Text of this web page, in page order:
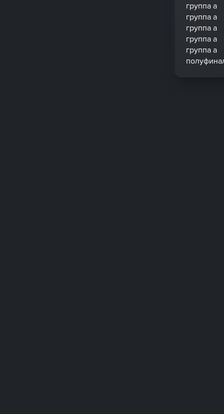
группа a
группа a
группа a
группа a
группа a